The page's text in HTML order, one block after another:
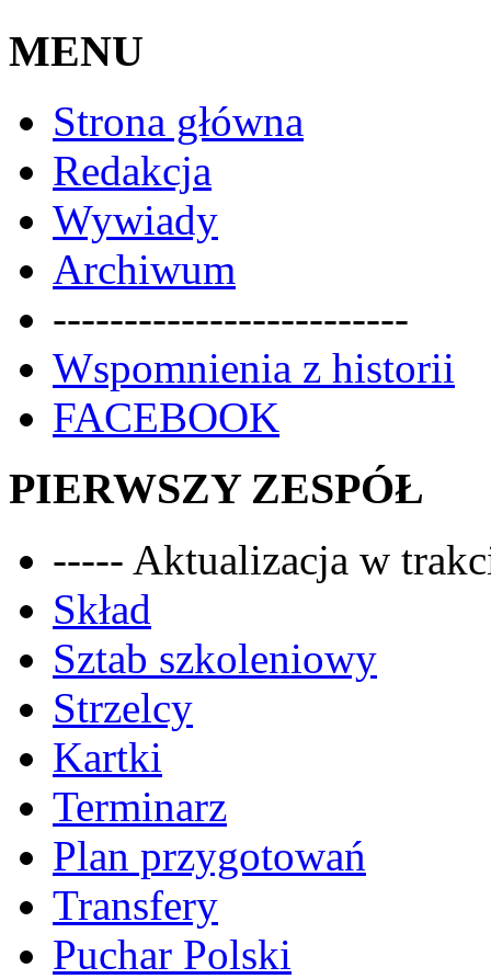
MENU
Strona główna
Redakcja
Wywiady
Archiwum
-------------------------
Wspomnienia z historii
FACEBOOK
PIERWSZY ZESPÓŁ
----- Aktualizacja w
Skład
Sztab szkoleniowy
Strzelcy
Kartki
Terminarz
Plan przygotowań
Transfery
Puchar Polski